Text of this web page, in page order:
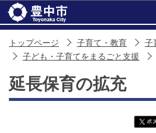
トップページ 子育て・教育
子
子ども・子育てをまるごと支援
延長保育の拡充